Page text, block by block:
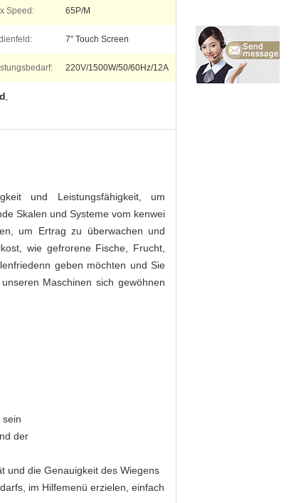
Speed: 65P/M
7" Touch Screen
220V/1500W/50/60Hz/12A
,
und Leistungsfähigkeit, um
Skalen und Systeme vom kenwei
um Ertrag zu überwachen und
wie gefrorene Fische, Frucht,
geben möchten und Sie
Maschinen sich gewöhnen
der
und die Genauigkeit des Wiegens
im Hilfemenü erzielen, einfach